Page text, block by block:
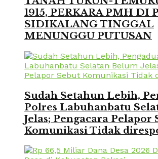
1915, PERKARA PMH DI
SIDIKALANG TINGGAL
MENUNGGU PUTUSAN
Sudah Setahun Lebih,
Polres Labuhanbatu
Jelas; Pengacara Pelapor
Komunikasi Tidak